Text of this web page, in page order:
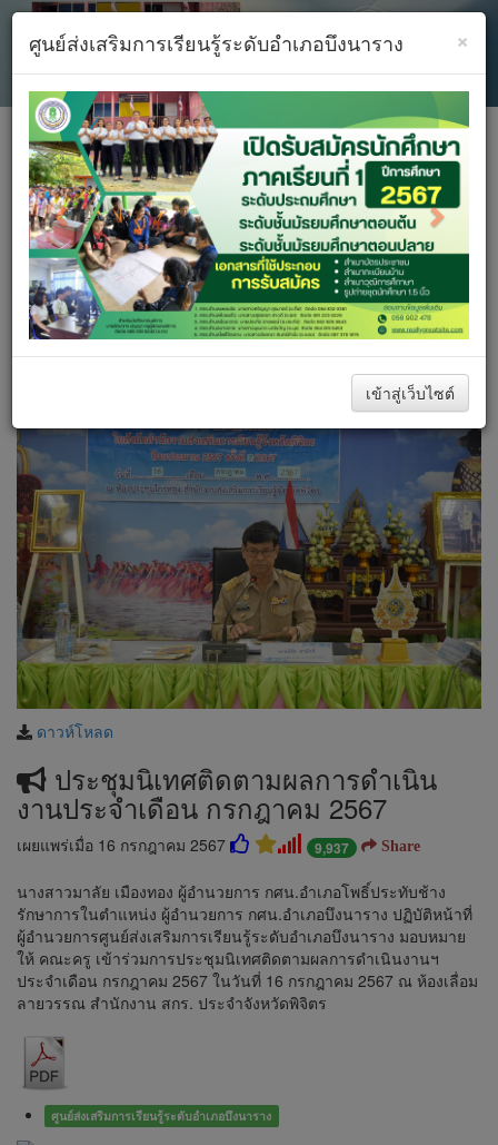
Toggle
×
ศูนย์ส่งเสริมการเรียนรู้ระดับอำเภอบึงนาราง
Previous Next
เข้าสู่เว็บไซต์
หน้าหลัก ประชาสัมพันธ์
ค้นห��
ดาวห์โหลด
ประชุมนิเทศติดตามผลการดำเนิน
งานประจำเดือน กรกฎาคม 2567
เผยแพร่เมื่อ 16 กรกฎาคม 2567 9,937 Share
นางสาวมาลัย เมืองทอง ผู้อำนวยการ กศน.อำเภอโพธิ์ประทับช้าง
รักษาการในตำแหน่ง ผู้อำนวยการ กศน.อำเภอบึงนาราง ปฏิบัติหน้าที่
ผู้อำนวยการศูนย์ส่งเสริมการเรียนรู้ระดับอำเภอบึงนาราง มอบหมาย
ให้ คณะครู เข้าร่วมการประชุมนิเทศติดตามผลการดำเนินงานฯ
ประจำเดือน กรกฎาคม 2567 ในวันที่ 16 กรกฎาคม 2567 ณ ห้องเลื่อม
ลายวรรณ สำนักงาน สกร. ประจำจังหวัดพิจิตร
ศูนย์ส่งเสริมการเรียนรู้ระดับอำเภอบึงนาราง